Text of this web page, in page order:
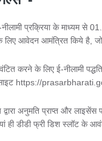
नीलामी प्रक्रिया के
लिए आवेदन आमंत्रित किये है,
करने के लिए ई-नीलामी
https://
अनुमति प्राप्त और लाइसेंस
ही डीडी फ्री डिश स्लॉट के